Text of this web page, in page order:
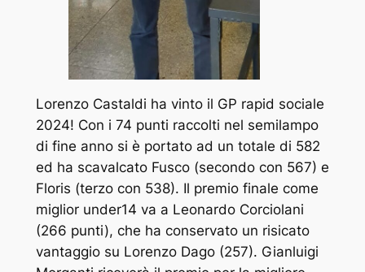
Lorenzo Castaldi ha vinto il GP rapid sociale
2024! Con i 74 punti raccolti nel semilampo
di fine anno si è portato ad un totale di 582
ed ha scavalcato Fusco (secondo con 567) e
Floris (terzo con 538). Il premio finale come
miglior under14 va a Leonardo Corciolani
(266 punti), che ha conservato un risicato
vantaggio su Lorenzo Dago (257). Gianluigi